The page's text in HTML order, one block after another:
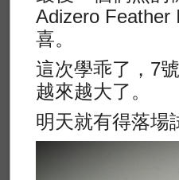
Adizero Feather
喜。
這次學乖了，7
越來越大了。
明天就有得落場